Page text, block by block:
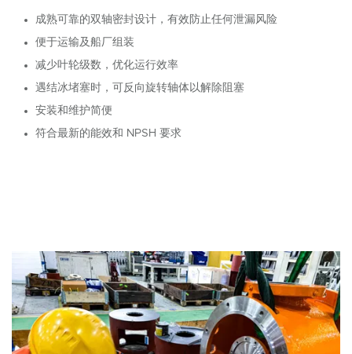
成熟可靠的双轴密封设计，有效防止任何泄漏风险
便于运输及船厂组装
减少叶轮级数，优化运行效率
遇结冰堵塞时，可反向旋转轴体以解除阻塞
安装和维护简便
符合最新的能效和 NPSH 要求